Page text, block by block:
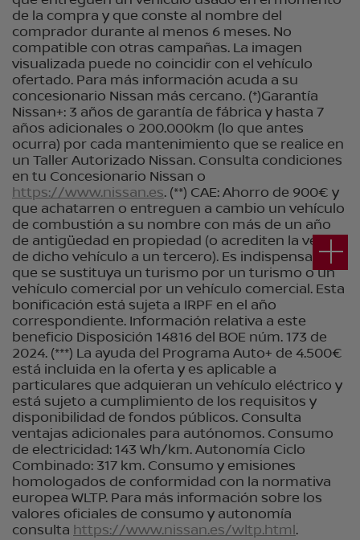
de la compra y que conste al nombre del
comprador durante al menos 6 meses. No
compatible con otras campañas. La imagen
visualizada puede no coincidir con el vehículo
ofertado. Para más información acuda a su
concesionario Nissan más cercano. (*)Garantía
Nissan+: 3 años de garantía de fábrica y hasta 7
años adicionales o 200.000km (lo que antes
ocurra) por cada mantenimiento que se realice en
un Taller Autorizado Nissan. Consulta condiciones
en tu Concesionario Nissan o
https://www.nissan.es. (**) CAE: Ahorro de 900€ y
que achatarren o entreguen a cambio un vehículo
de combustión a su nombre con más de un año
de antigüedad en propiedad (o acrediten la venta
de dicho vehículo a un tercero). Es indispensable
que se sustituya un turismo por un turismo o un
vehículo comercial por un vehículo comercial. Esta
bonificación está sujeta a IRPF en el año
correspondiente. Información relativa a este
beneficio Disposición 14816 del BOE núm. 173 de
2024. (***) La ayuda del Programa Auto+ de 4.500€
está incluida en la oferta y es aplicable a
particulares que adquieran un vehículo eléctrico y
está sujeto a cumplimiento de los requisitos y
disponibilidad de fondos públicos. Consulta
ventajas adicionales para autónomos. Consumo
de electricidad: 143 Wh/km. Autonomía Ciclo
Combinado: 317 km. Consumo y emisiones
homologados de conformidad con la normativa
europea WLTP. Para más información sobre los
valores oficiales de consumo y autonomía
consulta https://www.nissan.es/wltp.html.